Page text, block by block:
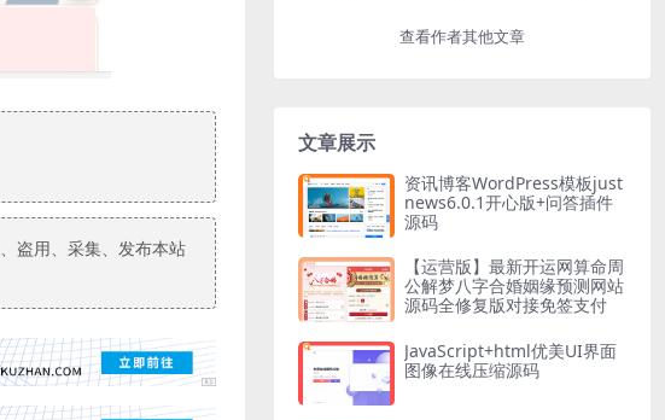
盗用、采集、发布本站
查看作者其他文章
文章展示
资讯博客WordPress模板just
news6.0.1开心版+问答插件
源码
【运营版】最新开运网算命周
公解梦八字合婚姻缘预测网站
源码全修复版对接免签支付
JavaScript+html优美UI界面
图像在线压缩源码